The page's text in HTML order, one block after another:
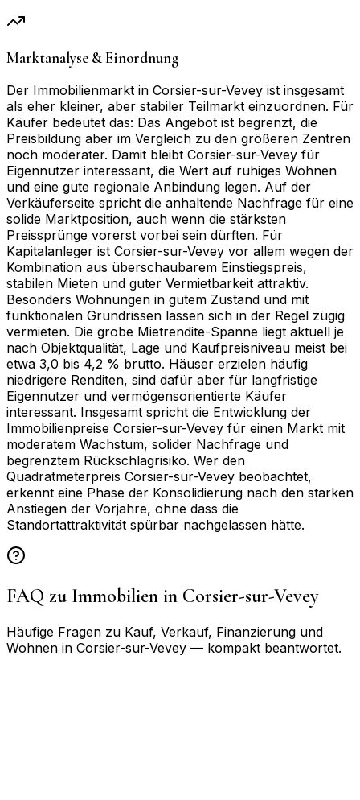
Marktanalyse & Einordnung
Der Immobilienmarkt in Corsier-sur-Vevey ist insgesamt
als eher kleiner, aber stabiler Teilmarkt einzuordnen. Für
Käufer bedeutet das: Das Angebot ist begrenzt, die
Preisbildung aber im Vergleich zu den größeren Zentren
noch moderater. Damit bleibt Corsier-sur-Vevey für
Eigennutzer interessant, die Wert auf ruhiges Wohnen
und eine gute regionale Anbindung legen. Auf der
Verkäuferseite spricht die anhaltende Nachfrage für eine
solide Marktposition, auch wenn die stärksten
Preissprünge vorerst vorbei sein dürften. Für
Kapitalanleger ist Corsier-sur-Vevey vor allem wegen der
Kombination aus überschaubarem Einstiegspreis,
stabilen Mieten und guter Vermietbarkeit attraktiv.
Besonders Wohnungen in gutem Zustand und mit
funktionalen Grundrissen lassen sich in der Regel zügig
vermieten. Die grobe Mietrendite-Spanne liegt aktuell je
nach Objektqualität, Lage und Kaufpreisniveau meist bei
etwa 3,0 bis 4,2 % brutto. Häuser erzielen häufig
niedrigere Renditen, sind dafür aber für langfristige
Eigennutzer und vermögensorientierte Käufer
interessant. Insgesamt spricht die Entwicklung der
Immobilienpreise Corsier-sur-Vevey für einen Markt mit
moderatem Wachstum, solider Nachfrage und
begrenztem Rückschlagrisiko. Wer den
Quadratmeterpreis Corsier-sur-Vevey beobachtet,
erkennt eine Phase der Konsolidierung nach den starken
Anstiegen der Vorjahre, ohne dass die
Standortattraktivität spürbar nachgelassen hätte.
FAQ zu Immobilien in Corsier-sur-Vevey
Häufige Fragen zu Kauf, Verkauf, Finanzierung und
Wohnen in Corsier-sur-Vevey — kompakt beantwortet.